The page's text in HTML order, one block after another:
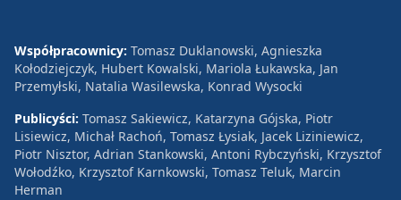
Współpracownicy: Tomasz Duklanowski, Agnieszka
Kołodziejczyk, Hubert Kowalski, Mariola Łukawska, Jan
Przemyłski, Natalia Wasilewska, Konrad Wysocki
Publicyści: Tomasz Sakiewicz, Katarzyna Gójska, Piotr
Lisiewicz, Michał Rachoń, Tomasz Łysiak, Jacek Liziniewicz,
Piotr Nisztor, Adrian Stankowski, Antoni Rybczyński, Krzysztof
Wołodźko, Krzysztof Karnkowski, Tomasz Teluk, Marcin
Herman